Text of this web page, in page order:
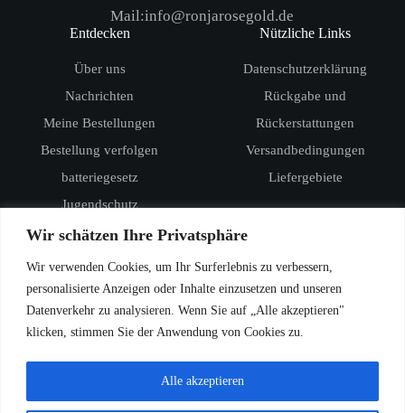
Wir schätzen Ihre Privatsphäre
Wir verwenden Cookies, um Ihr Surferlebnis zu verbessern,
personalisierte Anzeigen oder Inhalte einzusetzen und unseren
Datenverkehr zu analysieren. Wenn Sie auf „Alle akzeptieren"
klicken, stimmen Sie der Anwendung von Cookies zu.
Alle akzeptieren
Mail:info@ronjarosegold.de
Entdecken
Über uns
Nachrichten
Meine Bestellungen
Bestellung verfolgen
batteriegesetz
Jugendschutz
Nützliche Links
Datenschutzerklärung
Rückgabe und
Rückerstattungen
Versandbedingungen
Liefergebiete
RandM Digital Box 12000
RandM Tornado 15000
Vozol Star 20000
Vozol Star 40000